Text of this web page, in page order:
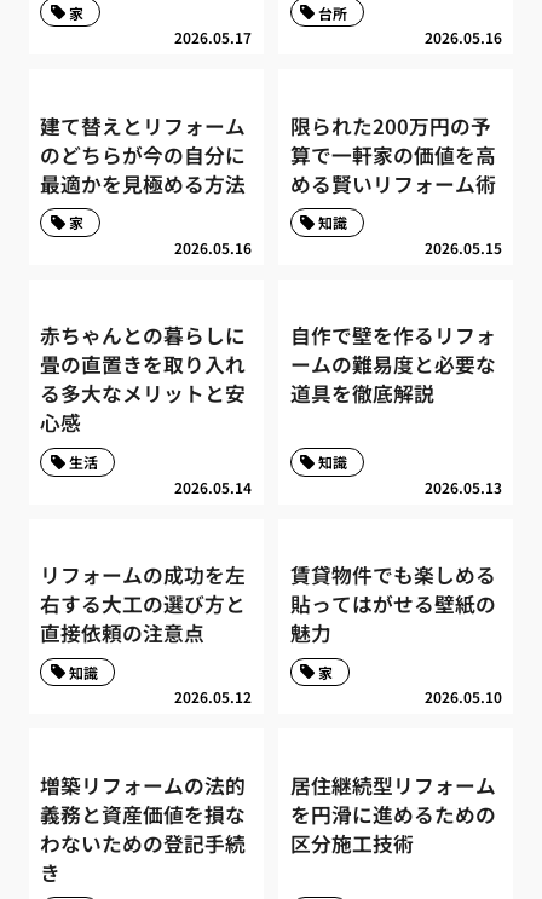
2026.05.17
家
2026.05.16
台所
建て替えとリフォーム
のどちらが今の自分に
最適かを見極める方法
2026.05.16
家
限られた200万円の予
算で一軒家の価値を高
める賢いリフォーム術
2026.05.15
知識
赤ちゃんとの暮らしに
畳の直置きを取り入れ
る多大なメリットと安
心感
2026.05.14
生活
自作で壁を作るリフォ
ームの難易度と必要な
道具を徹底解説
2026.05.13
知識
リフォームの成功を左
右する大工の選び方と
直接依頼の注意点
2026.05.12
知識
賃貸物件でも楽しめる
貼ってはがせる壁紙の
魅力
2026.05.10
家
増築リフォームの法的
義務と資産価値を損な
わないための登記手続
き
居住継続型リフォーム
を円滑に進めるための
区分施工技術